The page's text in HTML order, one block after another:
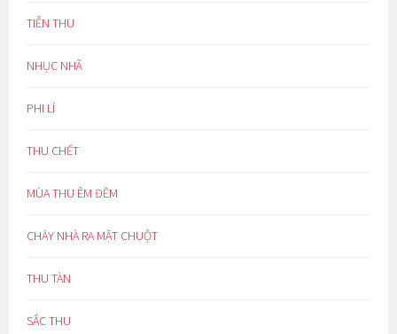
TIỄN THU
NHỤC NHÃ
PHI LÍ
THU CHẾT
MÙA THU ÊM ĐỀM
CHÁY NHÀ RA MẶT CHUỘT
THU TÀN
SẮC THU